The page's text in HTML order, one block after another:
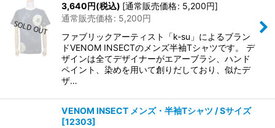
3,640円(税込) [通常販売価格: 5,200円]
通常販売価格: 5,200円
ファブリックアーティスト「k-su」によるブラン
ドVENOM INSECTのメンズ半袖Tシャツです。 デ
ザインは全てデザイナーがエアーブラシ、ハンド
ペイント、染めを用いて創りだしており、似たデ
ザ…
VENOM INSECT メンズ・半袖Tシャツ / Sサイズ
[12303]